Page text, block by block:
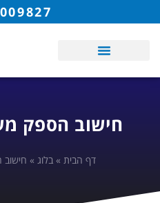
חישוב הספק
דף הבית »בלוג »